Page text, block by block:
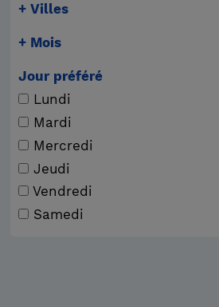
Villes
Mois
Jour préféré
Lundi
Mardi
Mercredi
Jeudi
Vendredi
Samedi